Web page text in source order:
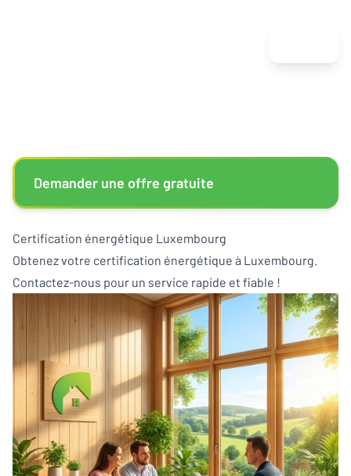
Certification énergétique Luxembourg
Obtenez votre certification énergétique à Luxembourg.
Contactez-nous pour un service rapide et fiable !
Demander une offre gratuite